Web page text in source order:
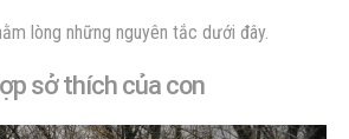
lòng những nguyên tắc dưới đây.
sở thích của con